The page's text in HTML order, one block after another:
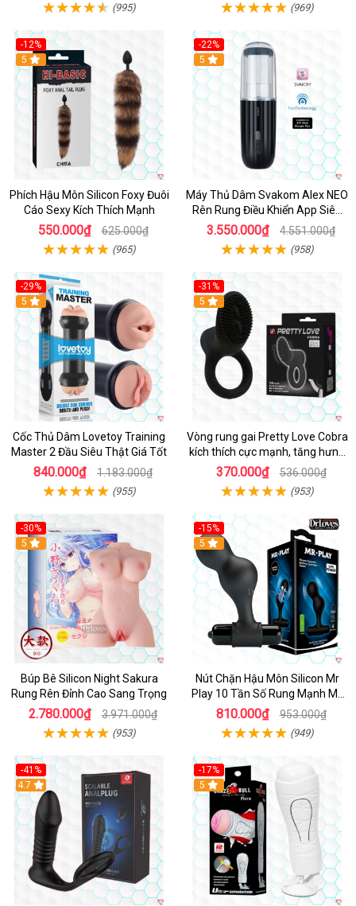
(995) (969)
-12%
Hot
5
Phích Hậu Môn Silicon Foxy Đuôi
Cáo Sexy Kích Thích Mạnh
550.000₫ 625.000₫
(965)
-22%
5
Máy Thủ Dâm Svakom Alex NEO
Rên Rung Điều Khiển App Siêu
Phê
3.550.000₫ 4.551.000₫
(958)
-29%
Hot
5
Cốc Thủ Dâm Lovetoy Training
Master 2 Đầu Siêu Thật Giá Tốt
840.000₫ 1.183.000₫
(955)
-31%
5
Vòng rung gai Pretty Love Cobra
kích thích cực mạnh, tăng hưng
phấn
370.000₫ 536.000₫
(953)
-30%
Hot
5
Búp Bê Silicon Night Sakura
Rung Rên Đỉnh Cao Sang Trọng
2.780.000₫ 3.971.000₫
(953)
-15%
Hot
5
Nút Chặn Hậu Môn Silicon Mr
Play 10 Tần Số Rung Mạnh Mẽ
Kích Thích
810.000₫ 953.000₫
(949)
-41%
Hot
4.7
-17%
5